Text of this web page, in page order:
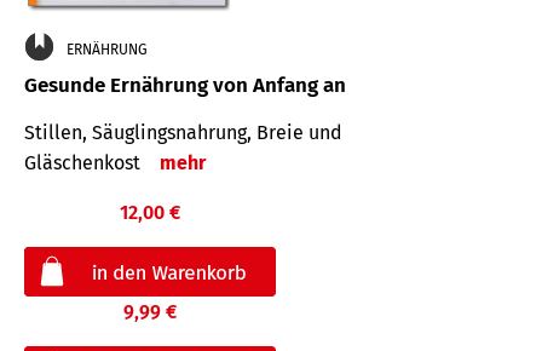
ERNÄHRUNG
Gesunde Ernährung von Anfang an
Stillen, Säuglingsnahrung, Breie und
Gläschenkost
mehr
12,00 €
9,99 €